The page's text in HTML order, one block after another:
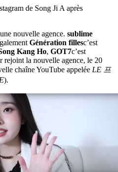
de Song Ji A après
nouvelle agence. sublime
Génération fillesc’est
Kang Ho, GOT7c’est
rejoint la nouvelle agence, le 20
chaîne YouTube appelée LE 프
).